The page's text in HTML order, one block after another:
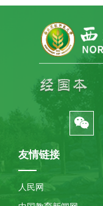
友情链接
人民网